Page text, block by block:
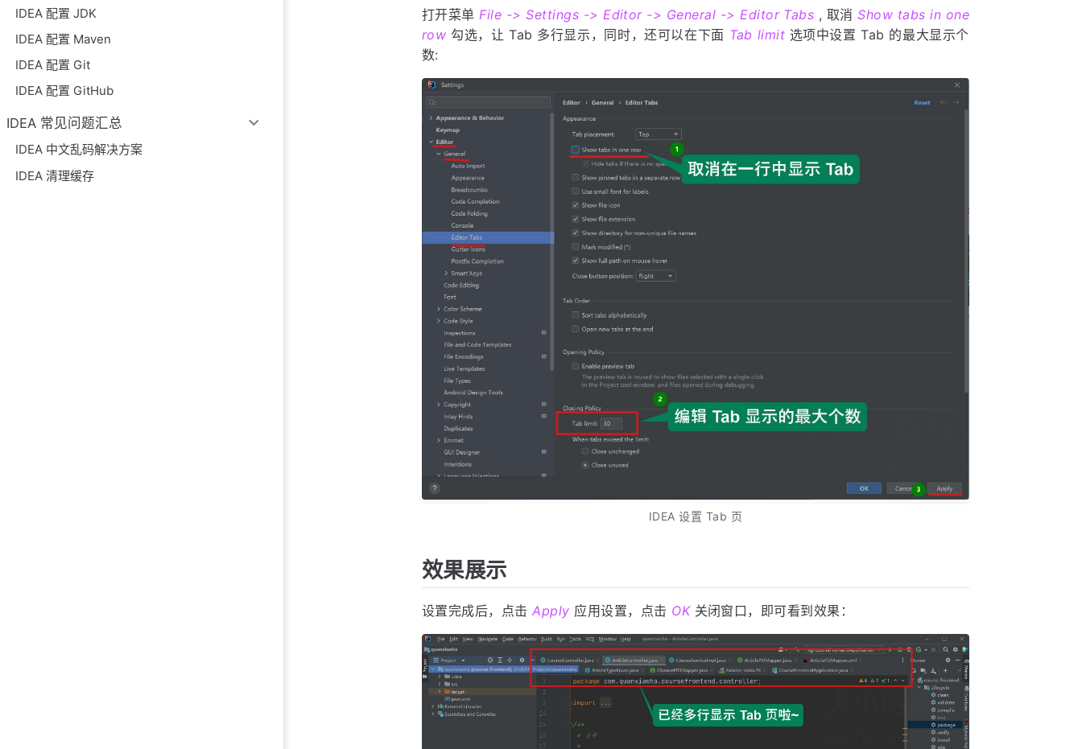
IDEA 配置 JDK
IDEA 配置 Maven
IDEA 配置 Git
IDEA 配置 GitHub
IDEA 常见问题汇总
IDEA 中文乱码解决方案
IDEA 清理缓存
打开菜单File -> Settings -> Editor -> General -> Editor Tabs , 取消Show tabs in one
row 勾选，让 Tab 多行显示，同时，还可以在下面 Tab limit 选项中设置 Tab 的最大显示个
数:
IDEA 设置 Tab 页
效果展示
设置完成后，点击Apply 应用设置，点击 OK关闭窗口，即可看到效果：